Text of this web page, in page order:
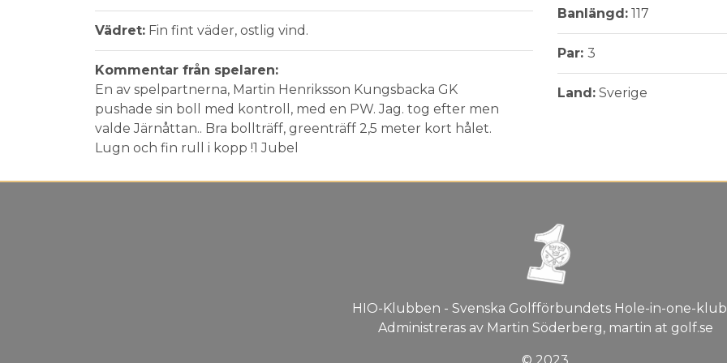
Vädret: Fin fint väder, ostlig vind.
Kommentar från spelaren:
En av spelpartnerna, Martin Henriksson Kungsbacka GK
pushade sin boll med kontroll, med en PW. Jag. tog efter men
valde Järnåttan.. Bra bollträff, greenträff 2,5 meter kort hålet.
Lugn och fin rull i kopp !1 Jubel
Banlängd: 117
Par: 3
Land: Sverige
HIO-Klubben - Svenska Golfförbundets Hole-in-one-
Administreras av Martin Söderberg, martin at golf.se
© 2023